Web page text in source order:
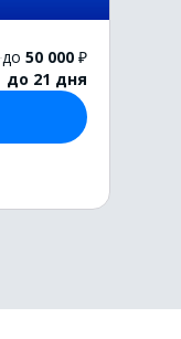
до 50 000 ₽
до 21 дня